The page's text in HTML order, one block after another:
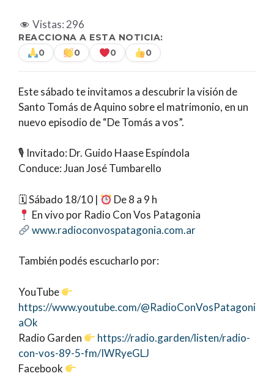
Vistas: 296
REACCIONA A ESTA NOTICIA:
0
0 0 0
Este sábado te invitamos a descubrir la visión de
Santo Tomás de Aquino sobre el matrimonio, en un
nuevo episodio de “De Tomás a vos”.
🎙 Invitado: Dr. Guido Haase Espíndola
Conduce: Juan José Tumbarello
🗓 Sábado 18/10 |
De 8 a 9 h
En vivo por Radio Con Vos Patagonia
www.radioconvospatagonia.com.ar
También podés escucharlo por:
YouTube
https://www.youtube.com/@RadioConVosPatagoni
aOk
Radio Garden
https://radio.garden/listen/radio-
con-vos-89-5-fm/IWRyeGLJ
Facebook